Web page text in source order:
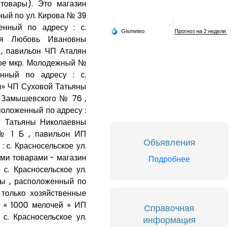
Это магазин
по ул. Кирова № 39
по адресу : с.
Любовь Ивановны
павильон ЧП Аталян
мкр. Молодежный №
по адресу : с.
ЧП Суховой Татьяны
Замышевского № 76 ,
по адресу :
Николаевны
№ 1 Б , павильон ИП
Красносельское ул.
товарами - магазин
Красносельское ул.
, расположенный по
хозяйственные
« 1000 мелочей » ИП
Красносельское ул.
Объявления
Подробнее
Справочная
информация